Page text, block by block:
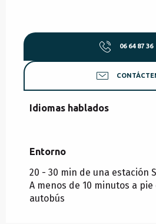
06 64 87 36
Idiomas hablados
Idiomas hablados
Entorno
Entorno
20 - 30 min de una estación
A menos de 10 minutos a
autobús